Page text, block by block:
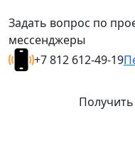
Задать вопрос по
мессенджеры
+7 812 612-49-19